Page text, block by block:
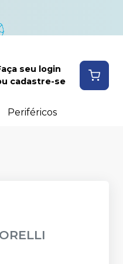
seu login
cadastre-se
Periféricos